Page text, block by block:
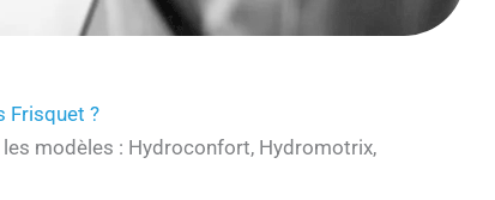
Frisquet ?
modèles : Hydroconfort, Hydromotrix,